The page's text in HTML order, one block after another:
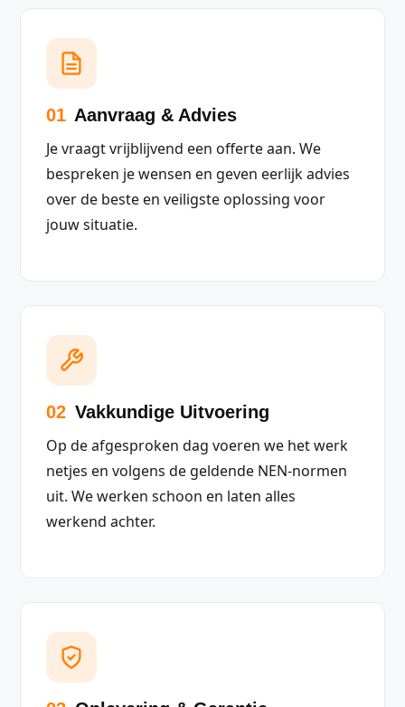
01 Aanvraag & Advies
Je vraagt vrijblijvend een offerte aan. We
bespreken je wensen en geven eerlijk advies
over de beste en veiligste oplossing voor
jouw situatie.
02 Vakkundige Uitvoering
Op de afgesproken dag voeren we het werk
netjes en volgens de geldende NEN-normen
uit. We werken schoon en laten alles
werkend achter.